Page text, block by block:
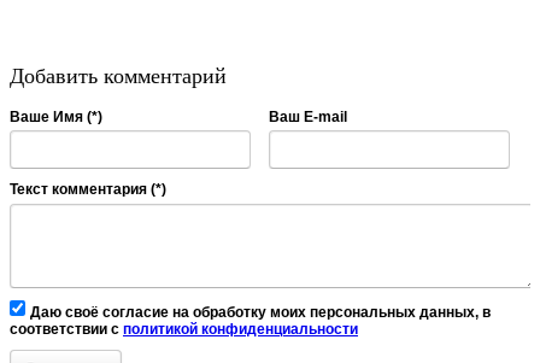
Добавить комментарий
Ваше Имя (*) Ваш E-mail
Текст комментария (*)
Даю своё согласие на обработку моих персональных данных, в
соответствии с политикой конфиденциальности